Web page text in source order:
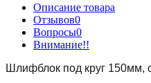
Описание товара
Отзывов0
Вопросы0
Внимание!!
Шлифблок под круг 150мм,